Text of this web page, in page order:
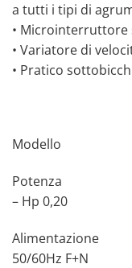
a tutti i tipi di
• Microinterruttore
• Variatore di
• Pratico
Modello SA
Potenza
– Hp 0,20
Alimentazione
50/60Hz F+N